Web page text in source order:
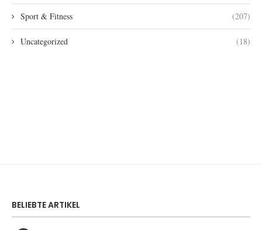
Sport & Fitness (207)
Uncategorized (18)
BELIEBTE ARTIKEL